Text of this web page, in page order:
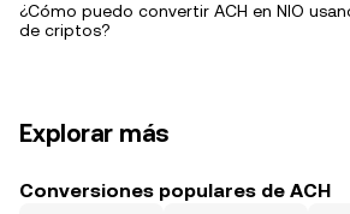
¿Cómo puedo convertir ACH en NIO
de criptos?
Explorar más
Conversiones populares de ACH